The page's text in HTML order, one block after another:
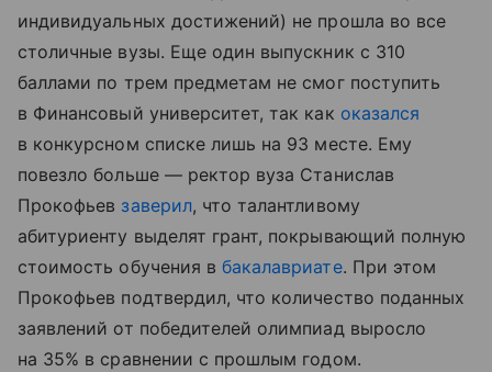
индивидуальных достижений) не прошла во все
столичные вузы. Еще один выпускник с 310
баллами по трем предметам не смог поступить
в Финансовый университет, так как оказался
в конкурсном списке лишь на 93 месте. Ему
повезло больше — ректор вуза Станислав
Прокофьев заверил, что талантливому
абитуриенту выделят грант, покрывающий полную
стоимость обучения вбакалавриате. При этом
Прокофьев подтвердил, что количество поданных
заявлений от победителей олимпиад выросло
на 35% в сравнении с прошлым годом.